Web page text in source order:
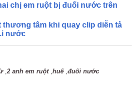
chị em ruột bị đuối nước trên
thương tâm khi quay clip diễn tả
nước
,2 anh em ruột,huế,đuối nước